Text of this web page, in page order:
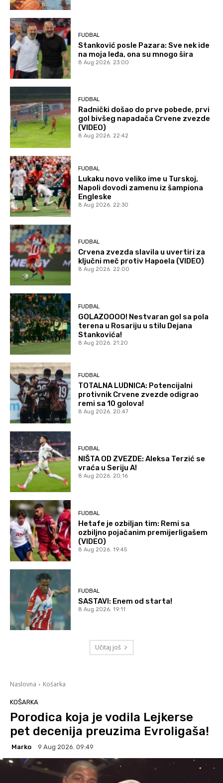
FUDBAL
Stanković posle Pazara: Sve nek ide
na moja leđa, ona su mnogo šira
8 Aug 2026. 23:00
FUDBAL
Radnički došao do prve pobede, prvi
gol bivšeg napadača Crvene zvezde
(VIDEO)
8 Aug 2026. 22:42
FUDBAL
Lukaku novo veliko ime u Turskoj,
Napoli dovodi zamenu iz šampiona
Engleske
8 Aug 2026. 22:30
FUDBAL
Crvena zvezda slavila u uvertiri za
ključni meč protiv Hapoela (VIDEO)
8 Aug 2026. 22:00
FUDBAL
GOLAZOOOO! Nestvaran gol sa pola
terena u Rosariju u stilu Dejana
Stankovića!
8 Aug 2026. 21:20
FUDBAL
TOTALNA LUDNICA: Potencijalni
protivnik Crvene zvezde odigrao
remi sa 10 golova!
8 Aug 2026. 20:47
FUDBAL
NIŠTA OD ZVEZDE: Aleksa Terzić se
vraća u Seriju A!
8 Aug 2026. 20:16
FUDBAL
Hetafe je ozbiljan tim: Remi sa
ozbiljno pojačanim premijerligašem
(VIDEO)
8 Aug 2026. 19:45
FUDBAL
SASTAVI: Enem od starta!
8 Aug 2026. 19:11
Učitaj još